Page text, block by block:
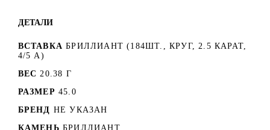
ДЕТАЛИ
ВСТАВКА БРИЛЛИАНТ (184ШТ., КРУГ, 2.5 КАРАТ,
4/5 А)
ВЕС 20.38 Г
РАЗМЕР 45.0
БРЕНД НЕ УКАЗАН
КАМЕНЬ БРИЛЛИАНТ